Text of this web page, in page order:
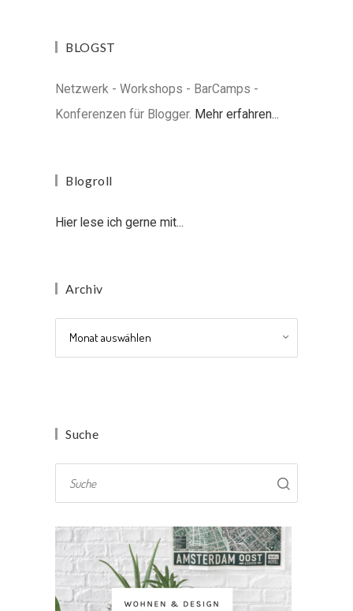
BLOGST
Netzwerk - Workshops - BarCamps -
Konferenzen für Blogger. Mehr erfahren...
Blogroll
Hier lese ich gerne mit...
Archiv
Suche